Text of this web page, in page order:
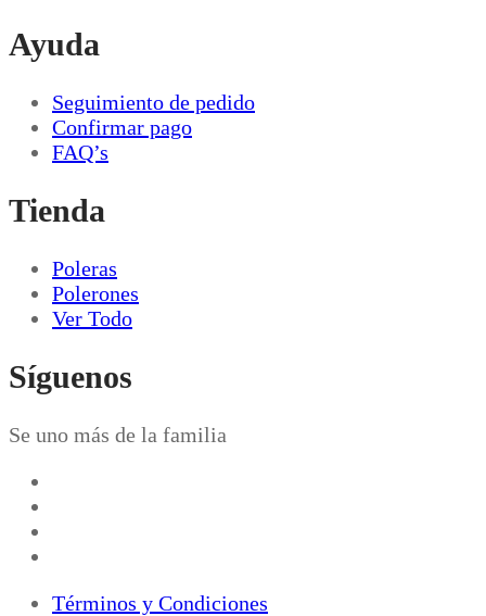
Ayuda
Seguimiento de pedido
Confirmar pago
FAQ’s
Tienda
Poleras
Polerones
Ver Todo
Síguenos
Se uno más de la familia
Términos y Condiciones